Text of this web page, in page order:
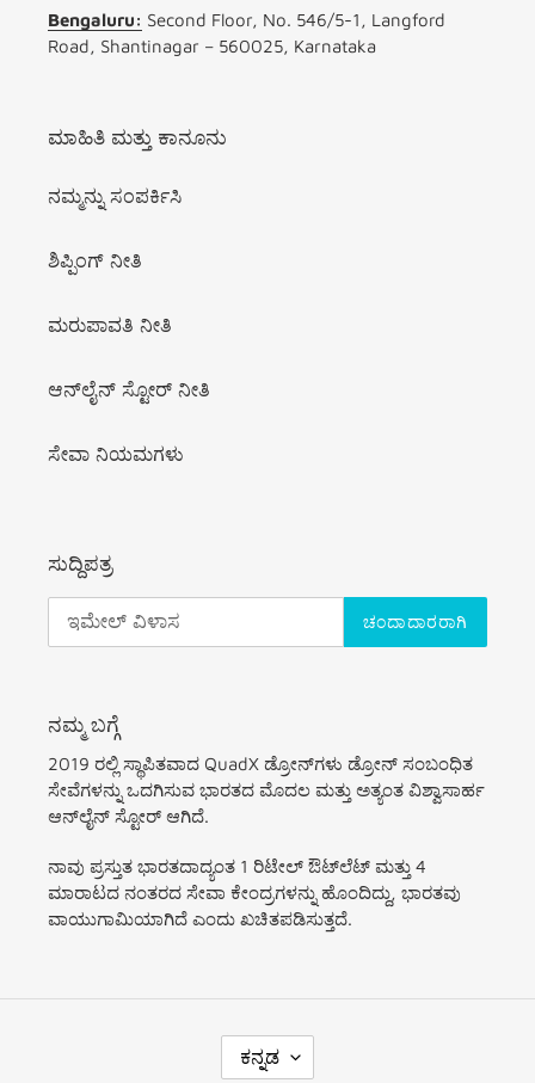
Bengaluru: Second Floor, No. 546/5-1, Langford
Road, Shantinagar – 560025, Karnataka
ಮಾಹಿತಿ ಮತ್ತು ಕಾನೂನು
ನಮ್ಮನ್ನು ಸಂಪರ್ಕಿಸಿ
ಶಿಪ್ಪಿಂಗ್ ನೀತಿ
ಮರುಪಾವತಿ ನೀತಿ
ಆನ್‌ಲೈನ್ ಸ್ಟೋರ್ ನೀತಿ
ಸೇವಾ ನಿಯಮಗಳು
ಸುದ್ದಿಪತ್ರ
ಚಂದಾದಾರರಾಗಿ
ನಮ್ಮ ಬಗ್ಗೆ
2019 ರಲ್ಲಿ ಸ್ಥಾಪಿತವಾದ QuadX ಡ್ರೋನ್‌ಗಳು ಡ್ರೋನ್ ಸಂಬಂಧಿತ
ಸೇವೆಗಳನ್ನು ಒದಗಿಸುವ ಭಾರತದ ಮೊದಲ ಮತ್ತು ಅತ್ಯಂತ ವಿಶ್ವಾಸಾರ್ಹ
ಆನ್‌ಲೈನ್ ಸ್ಟೋರ್ ಆಗಿದೆ.
ನಾವು ಪ್ರಸ್ತುತ ಭಾರತದಾದ್ಯಂತ 1 ರಿಟೇಲ್ ಔಟ್‌ಲೆಟ್ ಮತ್ತು 4
ಮಾರಾಟದ ನಂತರದ ಸೇವಾ ಕೇಂದ್ರಗಳನ್ನು ಹೊಂದಿದ್ದು, ಭಾರತವು
ವಾಯುಗಾಮಿಯಾಗಿದೆ ಎಂದು ಖಚಿತಪಡಿಸುತ್ತದೆ.
ಭಾ
ಷೆ
ಕನ್ನಡ